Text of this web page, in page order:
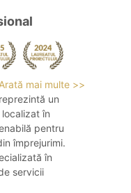
Arată mai multe >>
un
în
pentru
împrejurimi.
în
servicii